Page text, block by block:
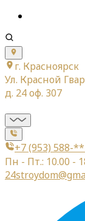
г. Красноярск
Ул. Красной
д. 24 оф. 307
+7 (953) 588-
Пн - Пт.: 10.00 -